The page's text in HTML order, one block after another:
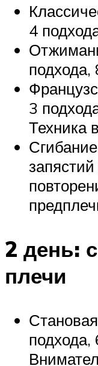
4
подхода,
3
Техника
2 день:
плечи
подхода,